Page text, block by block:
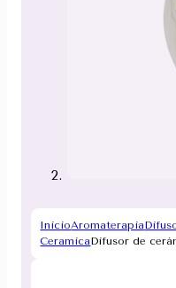
InicioAromaterapia
CeramicaDifusor de